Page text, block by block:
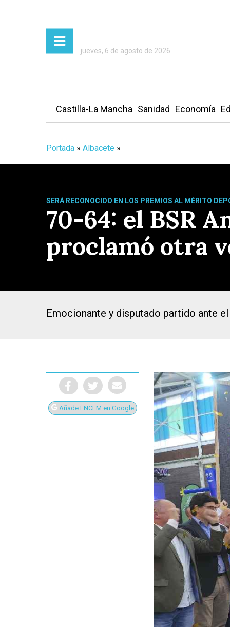
Presiona Intro para buscar o ESC para cerrar
jueves, 6 de agosto de 2026
Castilla-La Mancha Sanidad Economía
Portada » Albacete »
SERÁ RECONOCIDO EN LOS PREMIOS AL MÉRITO
70-64: el BSR
proclamó otra
Emocionante y disputado partido ante
Añade ENCLM en Google